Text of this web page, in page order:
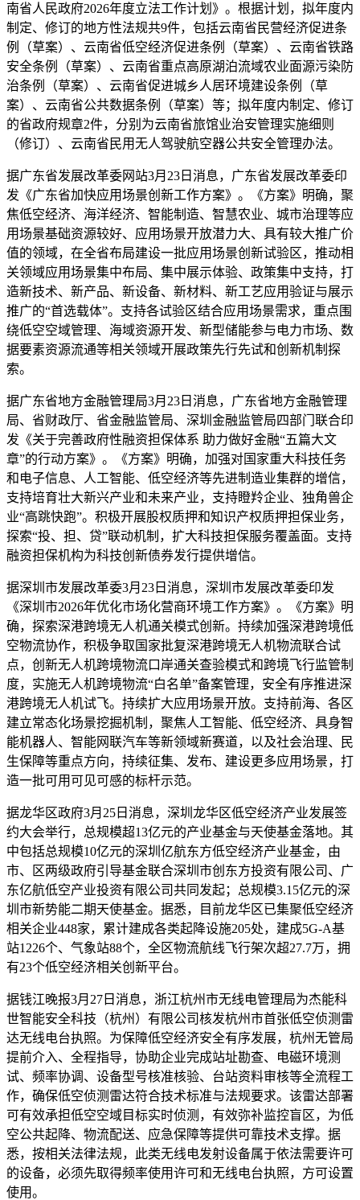
南省人民政府2026年度立法工作计划》。根据计划，拟年度内
制定、修订的地方性法规共9件，包括云南省民营经济促进条
例（草案）、云南省低空经济促进条例（草案）、云南省铁路
安全条例（草案）、云南省重点高原湖泊流域农业面源污染防
治条例（草案）、云南省促进城乡人居环境建设条例（草
案）、云南省公共数据条例（草案）等；拟年度内制定、修订
的省政府规章2件，分别为云南省旅馆业治安管理实施细则
（修订）、云南省民用无人驾驶航空器公共安全管理办法。
据广东省发展改革委网站3月23日消息，广东省发展改革委印
发《广东省加快应用场景创新工作方案》。《方案》明确，聚
焦低空经济、海洋经济、智能制造、智慧农业、城市治理等应
用场景基础资源较好、应用场景开放潜力大、具有较大推广价
值的领域，在全省布局建设一批应用场景创新试验区，推动相
关领域应用场景集中布局、集中展示体验、政策集中支持，打
造新技术、新产品、新设备、新材料、新工艺应用验证与展示
推广的“首选载体”。支持各试验区结合应用场景需求，重点围
绕低空空域管理、海域资源开发、新型储能参与电力市场、数
据要素资源流通等相关领域开展政策先行先试和创新机制探
索。
据广东省地方金融管理局3月23日消息，广东省地方金融管理
局、省财政厅、省金融监管局、深圳金融监管局四部门联合印
发《关于完善政府性融资担保体系 助力做好金融“五篇大文
章”的行动方案》。《方案》明确，加强对国家重大科技任务
和电子信息、人工智能、低空经济等先进制造业集群的增信，
支持培育壮大新兴产业和未来产业，支持瞪羚企业、独角兽企
业“高跳快跑”。积极开展股权质押和知识产权质押担保业务，
探索“投、担、贷”联动机制，扩大科技担保服务覆盖面。支持
融资担保机构为科技创新债券发行提供增信。
据深圳市发展改革委3月23日消息，深圳市发展改革委印发
《深圳市2026年优化市场化营商环境工作方案》。《方案》明
确，探索深港跨境无人机通关模式创新。持续加强深港跨境低
空物流协作，积极争取国家批复深港跨境无人机物流联合试
点，创新无人机跨境物流口岸通关查验模式和跨境飞行监管制
度，实施无人机跨境物流“白名单”备案管理，安全有序推进深
港跨境无人机试飞。持续扩大应用场景开放。支持前海、各区
建立常态化场景挖掘机制，聚焦人工智能、低空经济、具身智
能机器人、智能网联汽车等新领域新赛道，以及社会治理、民
生保障等重点方向，持续征集、发布、建设更多应用场景，打
造一批可用可见可感的标杆示范。
据龙华区政府3月25日消息，深圳龙华区低空经济产业发展签
约大会举行，总规模超13亿元的产业基金与天使基金落地。其
中包括总规模10亿元的深圳亿航东方低空经济产业基金，由
市、区两级政府引导基金联合深圳市创东方投资有限公司、广
东亿航低空产业投资有限公司共同发起；总规模3.15亿元的深
圳市新势能二期天使基金。据悉，目前龙华区已集聚低空经济
相关企业448家，累计建成各类起降设施205处，建成5G-A基
站1226个、气象站88个，全区物流航线飞行架次超27.7万，拥
有23个低空经济相关创新平台。
据钱江晚报3月27日消息，浙江杭州市无线电管理局为杰能科
世智能安全科技（杭州）有限公司核发杭州市首张低空侦测雷
达无线电台执照。为保障低空经济安全有序发展，杭州无管局
提前介入、全程指导，协助企业完成站址勘查、电磁环境测
试、频率协调、设备型号核准核验、台站资料审核等全流程工
作，确保低空侦测雷达符合技术标准与法规要求。该雷达部署
可有效承担低空空域目标实时侦测，有效弥补监控盲区，为低
空公共起降、物流配送、应急保障等提供可靠技术支撑。据
悉，按相关法律法规，此类无线电发射设备属于依法需要许可
的设备，必须先取得频率使用许可和无线电台执照，方可设置
使用。